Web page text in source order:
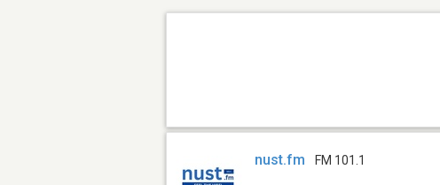
nust.fm FM 101.1